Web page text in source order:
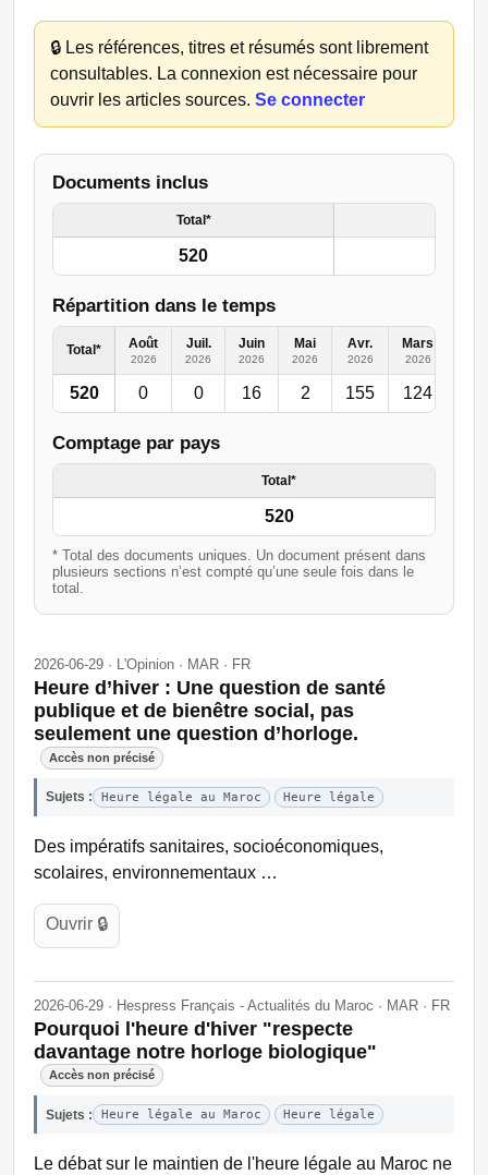
🔒 Les références, titres et résumés sont librement
consultables. La connexion est nécessaire pour
ouvrir les articles sources. Se connecter
Documents inclus
Total*
520
Répartition dans le temps
Total* Août
2026
Juil.
2026
Juin
2026
Mai
2026
Avr.
2026
Mars
2026
520 0 0 16 2 155 124
Comptage par pays
Total*
520
* Total des documents uniques. Un document présent dans
plusieurs sections n’est compté qu’une seule fois dans le
total.
2026-06-29 · L'Opinion · MAR · FR
Heure d’hiver : Une question de santé
publique et de bienêtre social, pas
seulement une question d’horloge.
Accès non précisé
Sujets : Heure légale au Maroc Heure légale
Des impératifs sanitaires, socioéconomiques,
scolaires, environnementaux …
Ouvrir 🔒
2026-06-29 · Hespress Français - Actualités du Maroc · MAR · FR
Pourquoi l'heure d'hiver "respecte
davantage notre horloge biologique"
Accès non précisé
Sujets : Heure légale au Maroc Heure légale
Le débat sur le maintien de l'heure légale au Maroc ne